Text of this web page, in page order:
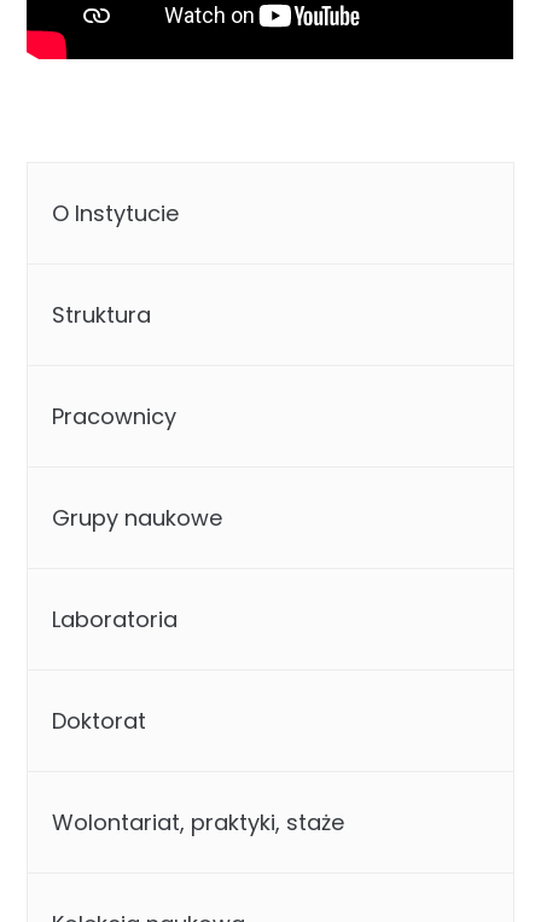
O Instytucie
Struktura
Pracownicy
Grupy naukowe
Laboratoria
Doktorat
Wolontariat, praktyki, staże